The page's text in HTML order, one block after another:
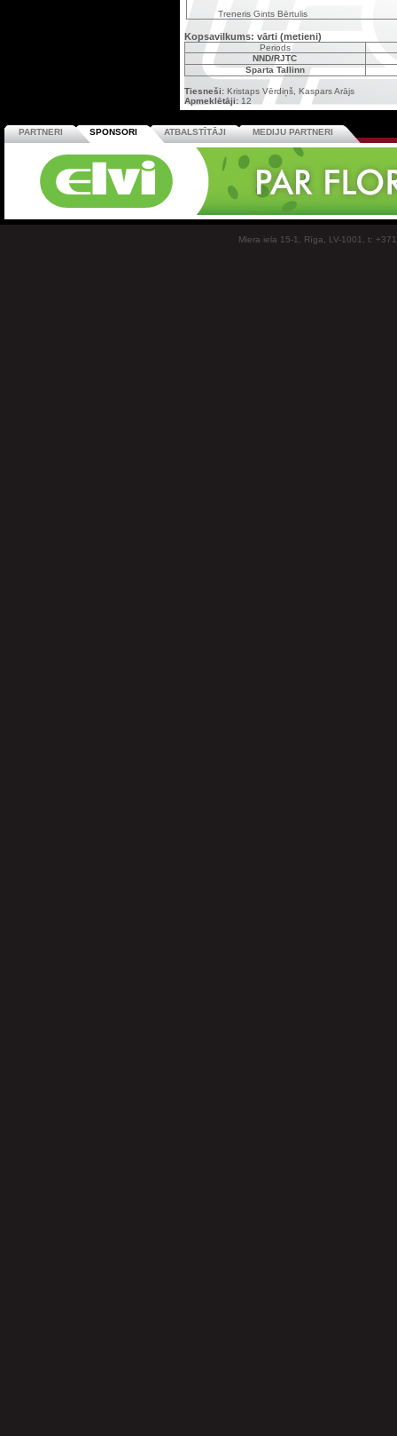
Treneris Gints Bērtulis
Kopsavilkums: vārti (metieni)
Periods
NND/RJTC
Sparta Tallinn
Tiesneši: Kristaps Vērdiņš, Kaspars Arājs
Apmeklētāji: 12
PARTNERI SPONSORI ATBALSTĪTĀJI MEDIJU PARTNERI
Miera iela 15-1, Rīga, LV-1001, t: